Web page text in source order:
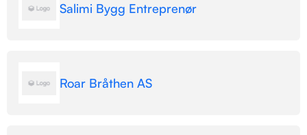
Salimi Bygg Entreprenør
Roar Bråthen AS